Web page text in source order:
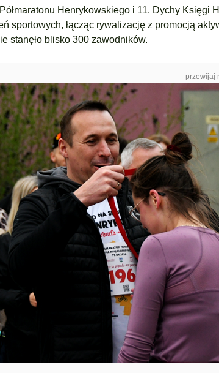
Henrykowskiego i 11. Dychy Księgi
sportowych, łącząc rywalizację z promocją
stanęło blisko 300 zawodników.
przewijaj